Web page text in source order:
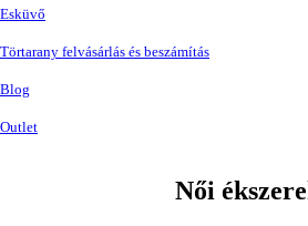
Esküvő
Törtarany felvásárlás és beszámítás
Blog
Outlet
Női